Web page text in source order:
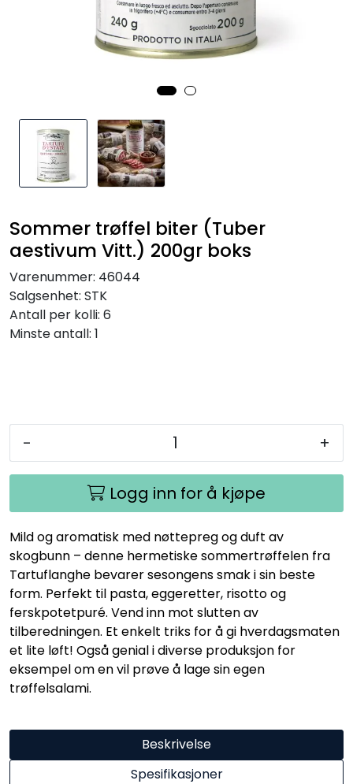
Sommer trøffel biter (Tuber
aestivum Vitt.) 200gr boks
Varenummer: 46044
Salgsenhet: STK
Antall per kolli: 6
Minste antall: 1
- +
Logg inn for å kjøpe
Mild og aromatisk med nøttepreg og duft av
skogbunn – denne hermetiske sommertrøffelen fra
Tartuflanghe bevarer sesongens smak i sin beste
form. Perfekt til pasta, eggeretter, risotto og
ferskpotetpuré. Vend inn mot slutten av
tilberedningen. Et enkelt triks for å gi hverdagsmaten
et lite løft! Også genial i diverse produksjon for
eksempel om en vil prøve å lage sin egen
trøffelsalami.
Beskrivelse
Spesifikasjoner